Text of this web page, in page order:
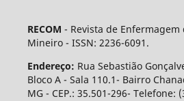
RECOM - Revista de Enfermagem
Mineiro - ISSN: 2236-6091.
Endereço: Rua Sebastião
Bloco A - Sala 110.1- Bairro
MG - CEP.: 35.501-296- Telefone: